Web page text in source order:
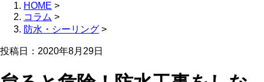
HOME >
コラム >
防水・シーリング >
投稿日：2020年8月29日